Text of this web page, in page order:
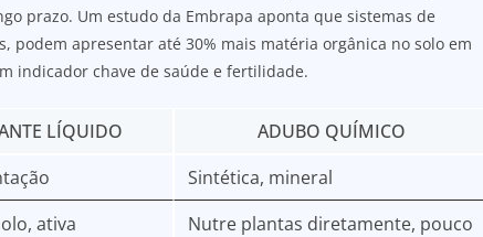
prazo. Um estudo da Embrapa aponta que sistemas de
podem apresentar até 30% mais matéria orgânica no solo em
indicador chave de saúde e fertilidade.
LÍQUIDO
ADUBO QUÍMICO
Sintética, mineral
ativa
Nutre plantas diretamente, pouco